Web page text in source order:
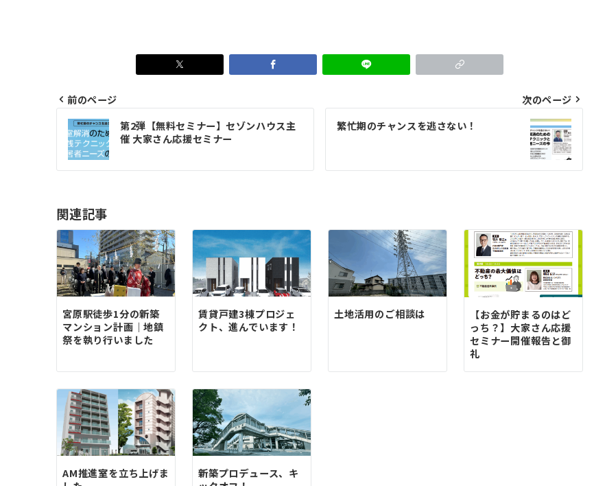
投
稿
ナ
ゲ
ー
シ
ョ
ン
前のページ
第2弾【無料セミナー】セゾンハウス主
催 大家さん応援セミナー
次のページ
繁忙期のチャンスを逃さない！
関連記事
宮原駅徒歩1分の新築
マンション計画｜地鎮
祭を執り行いました
賃貸戸建3棟プロジェ
クト、進んでいます！
土地活用のご相談は
【お金が貯まるのはど
っち？】大家さん応援
セミナー開催報告と御
礼
AM推進室を立ち上げま
新築プロデュース、キ